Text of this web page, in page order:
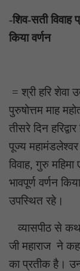
-शिव-सती विवाह
किया वर्णन
= श्री हरि शेवा
पुरुषोत्तम माह
तीसरे दिन
पूज्य
विवाह, गुरु
भावपूर्ण वर्णन
उपस्थित रहे।
व्यासपीठ से
जी महाराज ने
का प्रतीक है।